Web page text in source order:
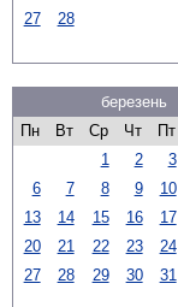
27
28
березень
Пн
Вт Ср Чт Пт
1
2 3
6
7 8 9 10
13
14 15 16 17
20
21 22 23 24
27
28 29 30 31